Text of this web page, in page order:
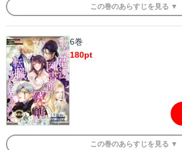
この巻のあらすじを 見る ▼
6巻
180pt
この巻のあらすじを 見る ▼